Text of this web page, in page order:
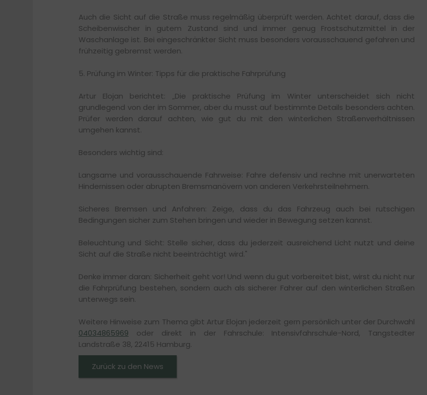
Auch die Sicht auf die Straße muss regelmäßig überprüft werden. Achtet darauf, dass die
Scheibenwischer in gutem Zustand sind und immer genug Frostschutzmittel in der
Waschanlage ist. Bei eingeschränkter Sicht muss besonders vorausschauend gefahren und
frühzeitig gebremst werden.
5. Prüfung im Winter: Tipps für die praktische Fahrprüfung
Artur Elojan berichtet: „Die praktische Prüfung im Winter unterscheidet sich nicht
grundlegend von der im Sommer, aber du musst auf bestimmte Details besonders achten.
Prüfer werden darauf achten, wie gut du mit den winterlichen Straßenverhältnissen
umgehen kannst.
Besonders wichtig sind:
Langsame und vorausschauende Fahrweise: Fahre defensiv und rechne mit unerwarteten
Hindernissen oder abrupten Bremsmanövern von anderen Verkehrsteilnehmern.
Sicheres Bremsen und Anfahren: Zeige, dass du das Fahrzeug auch bei rutschigen
Bedingungen sicher zum Stehen bringen und wieder in Bewegung setzen kannst.
Beleuchtung und Sicht: Stelle sicher, dass du jederzeit ausreichend Licht nutzt und deine
Sicht auf die Straße nicht beeinträchtigt wird."
Denke immer daran: Sicherheit geht vor! Und wenn du gut vorbereitet bist, wirst du nicht nur
die Fahrprüfung bestehen, sondern auch als sicherer Fahrer auf den winterlichen Straßen
unterwegs sein.
Weitere Hinweise zum Thema gibt Artur Elojan jederzeit gern persönlich unter der Durchwahl
04034865969 oder direkt in der Fahrschule: Intensivfahrschule-Nord, Tangstedter
Landstraße 38, 22415 Hamburg.
Zurück zu den News